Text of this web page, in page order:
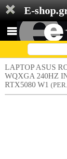
E-
LAPTOP ASUS
WQXGA 240HZ
RTX5080 W1